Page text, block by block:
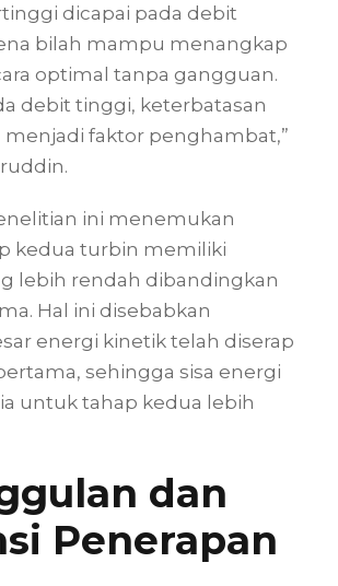
dicapai pada debit
bilah mampu menangkap
optimal tanpa gangguan.
debit tinggi, keterbatasan
menjadi faktor penghambat,”
ini menemukan
kedua turbin memiliki
lebih rendah dibandingkan
Hal ini disebabkan
energi kinetik telah diserap
sehingga sisa energi
untuk tahap kedua lebih
dan
Penerapan